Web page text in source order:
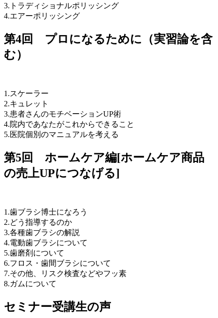
3.トラディショナルポリッシング
4.エアーポリッシング
第4回 プロになるために（実習論を含
む）
1.スケーラー
2.キュレット
3.患者さんのモチベーションUP術
4.院内であなたがこれからできること
5.医院個別のマニュアルを考える
第5回 ホームケア編[ホームケア商品
の売上UPにつなげる]
1.歯ブラシ博士になろう
2.どう指導するのか
3.各種歯ブラシの解説
4.電動歯ブラシについて
5.歯磨剤について
6.フロス・歯間ブラシについて
7.その他、リスク検査などやフッ素
8.ガムについて
セミナー受講生の声